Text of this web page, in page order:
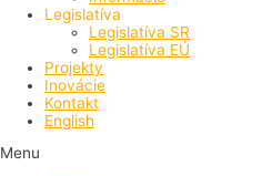
Legislatíva
Legislatíva SR
Legislatíva EÚ
Projekty
Inovácie
Kontakt
English
Menu